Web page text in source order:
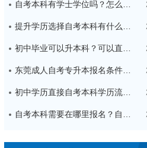
自考本科有学士学位吗？怎么申请的？
提升学历选择自考本科有什么优势？
初中毕业可以升本科？可以直接自考本科吗？
东莞成人自考专升本报名条件有哪些？
初中学历直接自考本科学历流程是怎样的？
自考本科需要在哪里报名？自己可以报名吗？